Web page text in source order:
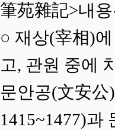
筆苑雜記>내
○ 재상(宰相)
고, 관원 중에
문안공(文安
1415~1477)과